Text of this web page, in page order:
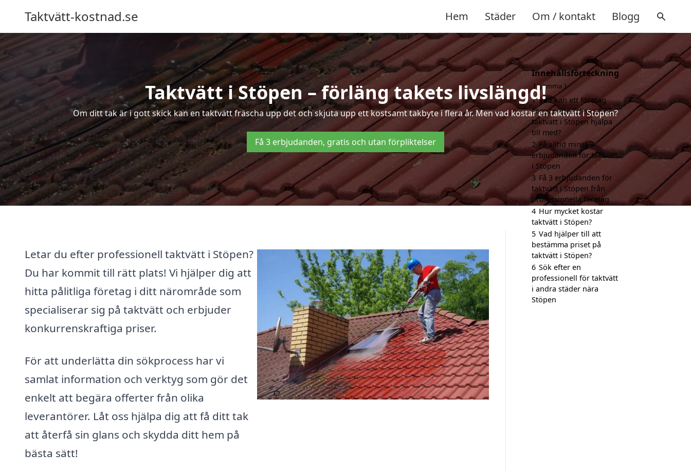
Taktvätt-kostnad.se Hem Städer Om / kontakt Blogg
Taktvätt i Stöpen – förläng takets livslängd!
Om ditt tak är i gott skick kan en taktvätt fräscha upp det och skjuta upp ett kostsamt takbyte i flera år. Men vad kostar en taktvätt i Stöpen?
Få 3 erbjudanden, gratis och utan förpliktelser
Letar du efter professionell taktvätt i Stöpen?
Du har kommit till rätt plats! Vi hjälper dig att
hitta pålitliga företag i ditt närområde som
specialiserar sig på taktvätt och erbjuder
konkurrenskraftiga priser.
För att underlätta din sökprocess har vi
samlat information och verktyg som gör det
enkelt att begära offerter från olika
leverantörer. Låt oss hjälpa dig att få ditt tak
att återfå sin glans och skydda ditt hem på
bästa sätt!
Innehållsförteckning
gömma
1 Vad kan ett företag
som är specialiserat på
taktvätt i Stöpen hjälpa
till med?
2 Få alltid minst 3
erbjudanden för taktvätt
i Stöpen
3 Få 3 erbjudanden för
taktvätt i Stöpen från
professionella företag
4 Hur mycket kostar
taktvätt i Stöpen?
5 Vad hjälper till att
bestämma priset på
taktvätt i Stöpen?
6 Sök efter en
professionell för taktvätt
i andra städer nära
Stöpen